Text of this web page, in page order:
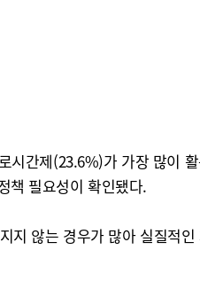
시간제(23.6%)가 가장 많이
책 필요성이 확인됐다.
지 않는 경우가 많아 실질적